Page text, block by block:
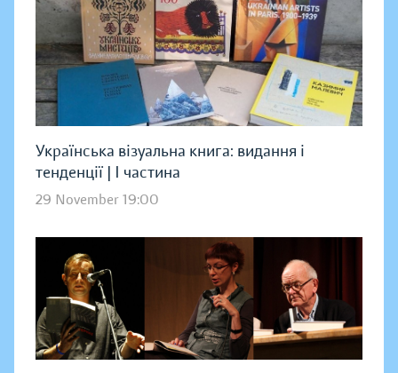
Українська візуальна книга: видання і
тенденції | І частина
29 November 19:00